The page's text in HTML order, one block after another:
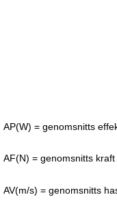
AP(W) = genomsnitts
AF(N) = genomsnitts
AV(m/s) = genomsnitts